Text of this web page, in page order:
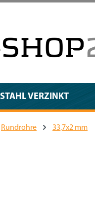
STAHL VERZINKT
Rundrohre 33,7x2 mm